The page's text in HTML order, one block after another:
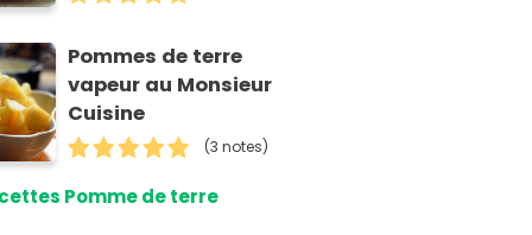
Pommes de terre
vapeur au Monsieur
Cuisine
(3 notes)
Pomme de terre